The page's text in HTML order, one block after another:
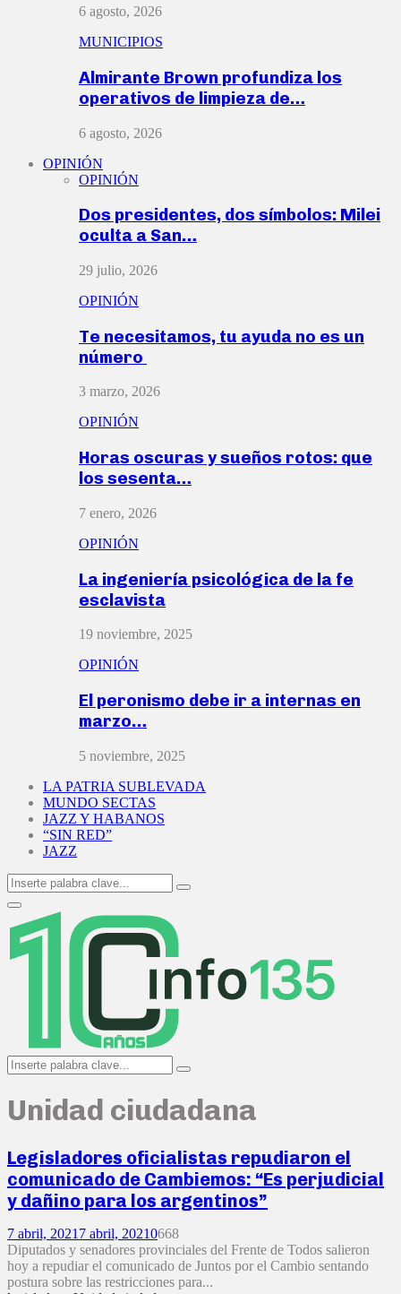
6 agosto, 2026
MUNICIPIOS
Almirante Brown profundiza los
operativos de limpieza de…
6 agosto, 2026
OPINIÓN
OPINIÓN
Dos presidentes, dos símbolos: Milei
oculta a San…
29 julio, 2026
OPINIÓN
Te necesitamos, tu ayuda no es un
número
3 marzo, 2026
OPINIÓN
Horas oscuras y sueños rotos: que
los sesenta…
7 enero, 2026
OPINIÓN
La ingeniería psicológica de la fe
esclavista
19 noviembre, 2025
OPINIÓN
El peronismo debe ir a internas en
marzo…
5 noviembre, 2025
LA PATRIA SUBLEVADA
MUNDO SECTAS
JAZZ Y HABANOS
“SIN RED”
JAZZ
Search
for:
Search
Primary
Menu
Search
for:
Search
Unidad ciudadana
Legisladores oficialistas repudiaron el
comunicado de Cambiemos: “Es perjudicial
y dañino para los argentinos”
7 abril, 2021 7 abril, 20210668
Diputados y senadores provinciales del Frente de Todos salieron
hoy a repudiar el comunicado de Juntos por el Cambio sentando
postura sobre las restricciones para...